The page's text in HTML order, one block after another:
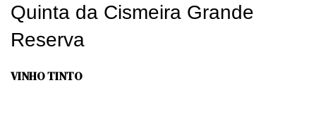
Quinta da Cismeira Grande
Reserva
VINHO TINTO